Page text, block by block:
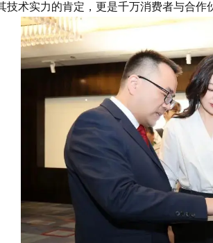
技术实力的肯定，更是千万消费者与合作